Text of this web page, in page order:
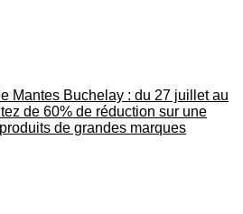
Mantes Buchelay : du 27 juillet au
de 60% de réduction sur une
de grandes marques